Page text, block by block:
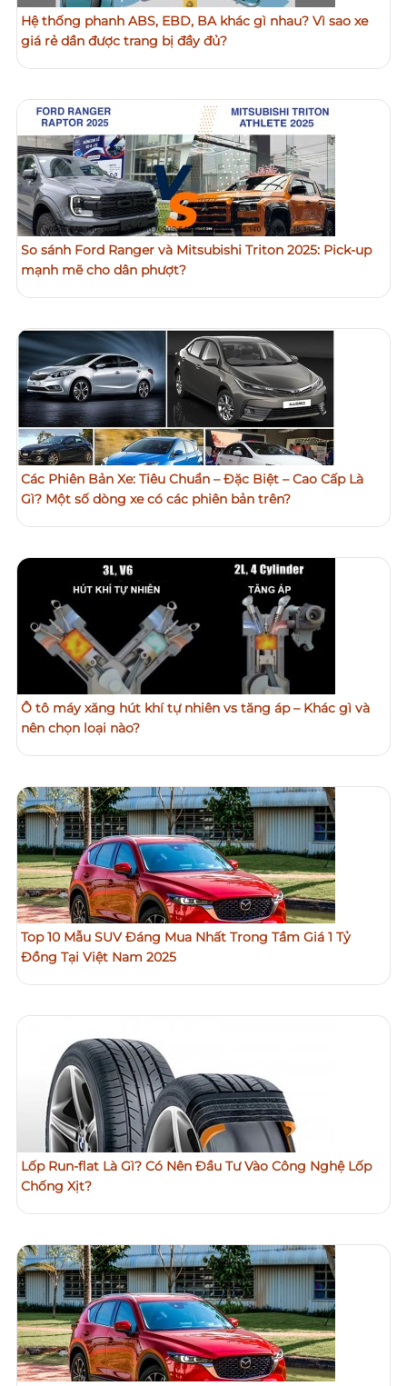
Hệ thống phanh ABS, EBD, BA khác gì nhau? Vì sao xe
giá rẻ dần được trang bị đầy đủ?
So sánh Ford Ranger và Mitsubishi Triton 2025: Pick-up
mạnh mẽ cho dân phượt?
Các Phiên Bản Xe: Tiêu Chuẩn – Đặc Biệt – Cao Cấp Là
Gì? Một số dòng xe có các phiên bản trên?
Ô tô máy xăng hút khí tự nhiên vs tăng áp – Khác gì và
nên chọn loại nào?
Top 10 Mẫu SUV Đáng Mua Nhất Trong Tầm Giá 1 Tỷ
Đồng Tại Việt Nam 2025
Lốp Run-flat Là Gì? Có Nên Đầu Tư Vào Công Nghệ Lốp
Chống Xịt?